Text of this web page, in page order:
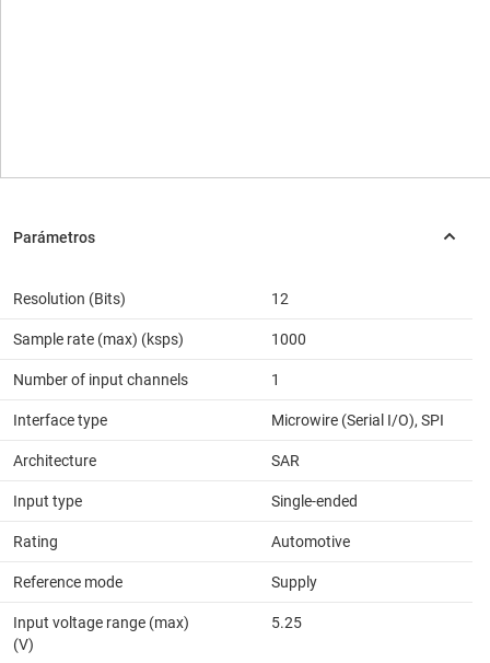
Resolution (Bits) 12
Sample rate (max) (ksps) 1000
Number of input channels 1
Interface type Microwire (Serial I/O), SPI
Architecture SAR
Input type Single-ended
Rating Automotive
Reference mode Supply
Input voltage range (max)
(V)
5.25